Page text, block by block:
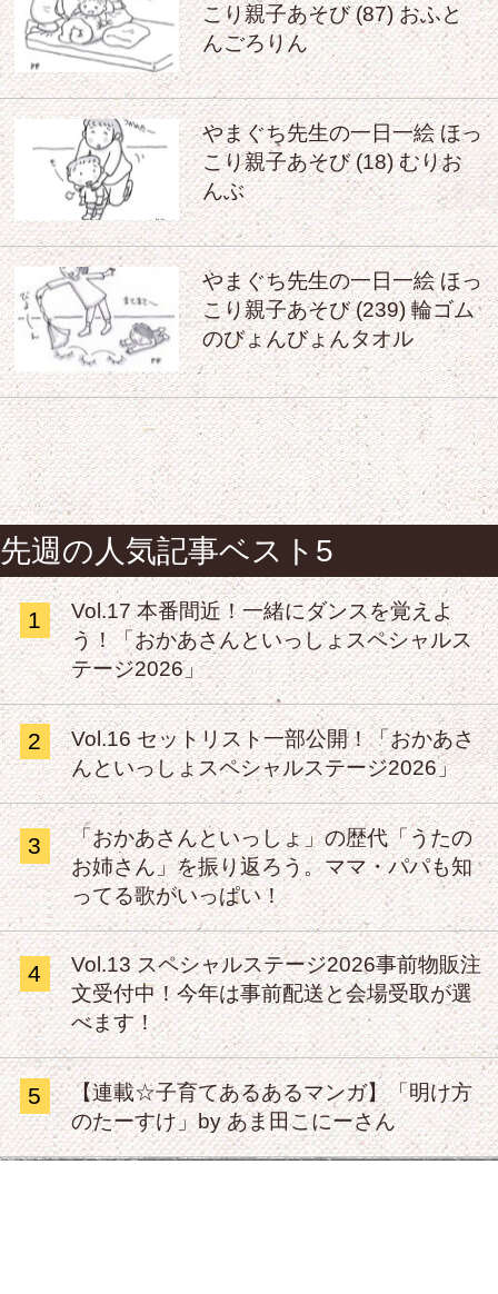
こり親子あそび (87) おふと
んごろりん
やまぐち先生の一日一絵 ほっ
こり親子あそび (18) むりお
んぶ
やまぐち先生の一日一絵 ほっ
こり親子あそび (239) 輪ゴム
のびょんびょんタオル
先週の人気記事ベスト5
1
Vol.17 本番間近！一緒にダンスを覚えよ
う！「おかあさんといっしょスペシャルス
テージ2026」
2
Vol.16 セットリスト一部公開！「おかあさ
んといっしょスペシャルステージ2026」
3
「おかあさんといっしょ」の歴代「うたの
お姉さん」を振り返ろう。ママ・パパも知
ってる歌がいっぱい！
4
Vol.13 スペシャルステージ2026事前物販注
文受付中！今年は事前配送と会場受取が選
べます！
5
【連載☆子育てあるあるマンガ】「明け方
のたーすけ」by あま田こにーさん